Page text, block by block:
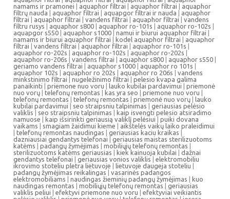
namams ir pramonei | aquaphor filtrai | aquaphor filtrai | aquaphor
filtrų nauda | aquaphor filtrai | aquapgor filtrai ir nauda | aquaphor
filtrai | aquaphor filtrai | vandens filtrai | aquaphor filtrai | vandens
filtru rusys | aquaphor s800 | aquaphor ro-101s | aquaphor ro-102s |
aquapgor s550 | aquaphor s1000 | namui ir biurui aquaphor filtrai |
namams ir biurui aquaphor filtrai | kodel aquaphor filtrai | aquaphor
filtrai | vandens filtrai | aquaphor filtrai | aquaphor ro-101s |
aquaphor ro-202s | aquaphor ro-102s | aquaphor ro-202s |
aquaphor ro-206s | vandens filtrai | aquaphor s800 | aquaphor s550 |
geriamo vandens filtrai | aquaphor s1000 | aquaphor ro 101s |
aquaphor 102s | aquaphor ro 202s | aquaphor ro 206s | vandens
minkstinimo filtrai | nugeležinimo filtrai | pelesio kvapa galima
panaikinti | priemone nuo voru | lauko kubilai pardavimui | priemonė
nuo vorų | telefonų remontas | kas yra seo | priemone nuo voru |
telefonų remontas| telefonų remontas | priemonė nuo vorų | lauko
kubilai pardavimui | seo straipsniu talpinimas | geriausias pelėsio
valiklis | seo straipsniu talpinimas | kaip isvengti pelesio atsiradimo
namuose | kaip išsirinkti geriausią valiklį pelėsiui | puiki dovana
vaikams | smagiam žaidimui kieme | aikštelės vaikų laiko praleidimui
| telefonų remontas naudingas | geriausias kaciu kraikas |
dazniausiai gendantys telefonai | geriausias maistas sterilizuotoms
katėms | padangų žymėjimas | mobiliųjų telefonų remontas |
sterilizuotoms katėms geriausias | kiek kainuoja kubilai | dažnai
gendantys telefonai | geriausias vonios valiklis | elektromobiliu
ikrovimo stoteliu pletra lietuvoje | lietuvoje daugeja stoteliu |
padangų žymėjimas reikalingas | vasarinės padangos
elektromobiliams | naudingas žieminių padangų žymėjimas | kuo
naudingas remontas | mobiliųjų telefonų remontas | geriausias
valiklis peliui | efektyvi priemone nuo voru | efektyviai veikiantis